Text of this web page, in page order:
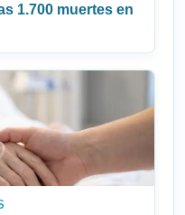
1.700 muertes en